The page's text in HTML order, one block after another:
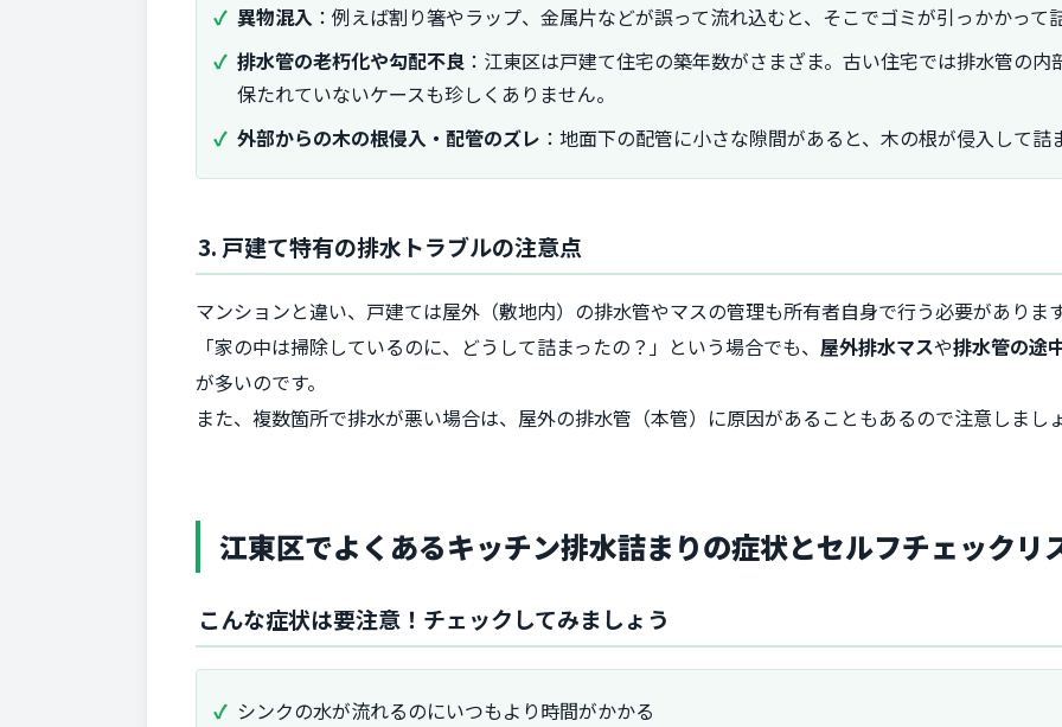
異物混入 ：例えば割り箸やラップ、金属片などが誤って流れ込むと、そこでゴミが引っかかって
排水管の老朽化や勾配不良 ：江東区は戸建て住宅の築年数がさまざま。古い住宅では排水管の
保たれていないケースも珍しくありません。
外部からの木の根侵入・配管のズレ ：地面下の配管に小さな隙間があると、木の根が侵入して
3. 戸建て特有の排水トラブルの注意点
マンションと違い、戸建ては屋外（敷地内）の排水管やマスの管理も所有者自身で行う必要がありま
「家の中は掃除しているのに、どうして詰まったの？」という場合でも、 屋外排水マスや排水管の途
が多いのです。
また、複数箇所で排水が悪い場合は、屋外の排水管（本管）に原因があることもあるので注意しまし
江東区でよくあるキッチン排水詰まりの症状とセルフチェックリ
こんな症状は要注意！チェックしてみましょう
シンクの水が流れるのにいつもより時間がかかる